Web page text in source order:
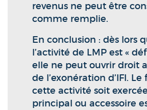
revenus ne peut être
comme remplie.
En conclusion : dès lors
l’activité de LMP est «
elle ne peut ouvrir droit
de l’exonération d’IFI. Le
cette activité soit
principal ou accessoire